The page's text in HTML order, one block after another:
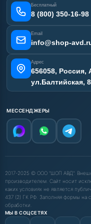
Карта сайта
Бесплатный
8 (800) 350-16-98
Email
info@shop-
Адрес
656058, Россия,
ул.Балтийская,
МЕССЕНДЖЕРЫ
2017-2025 © ООО "ШОП АВД".
производителем. Сайт носит
каких условиях не является
437 (2) ГК РФ. Заполняя формы на
обработки.
МЫ В СОЦСЕТЯХ